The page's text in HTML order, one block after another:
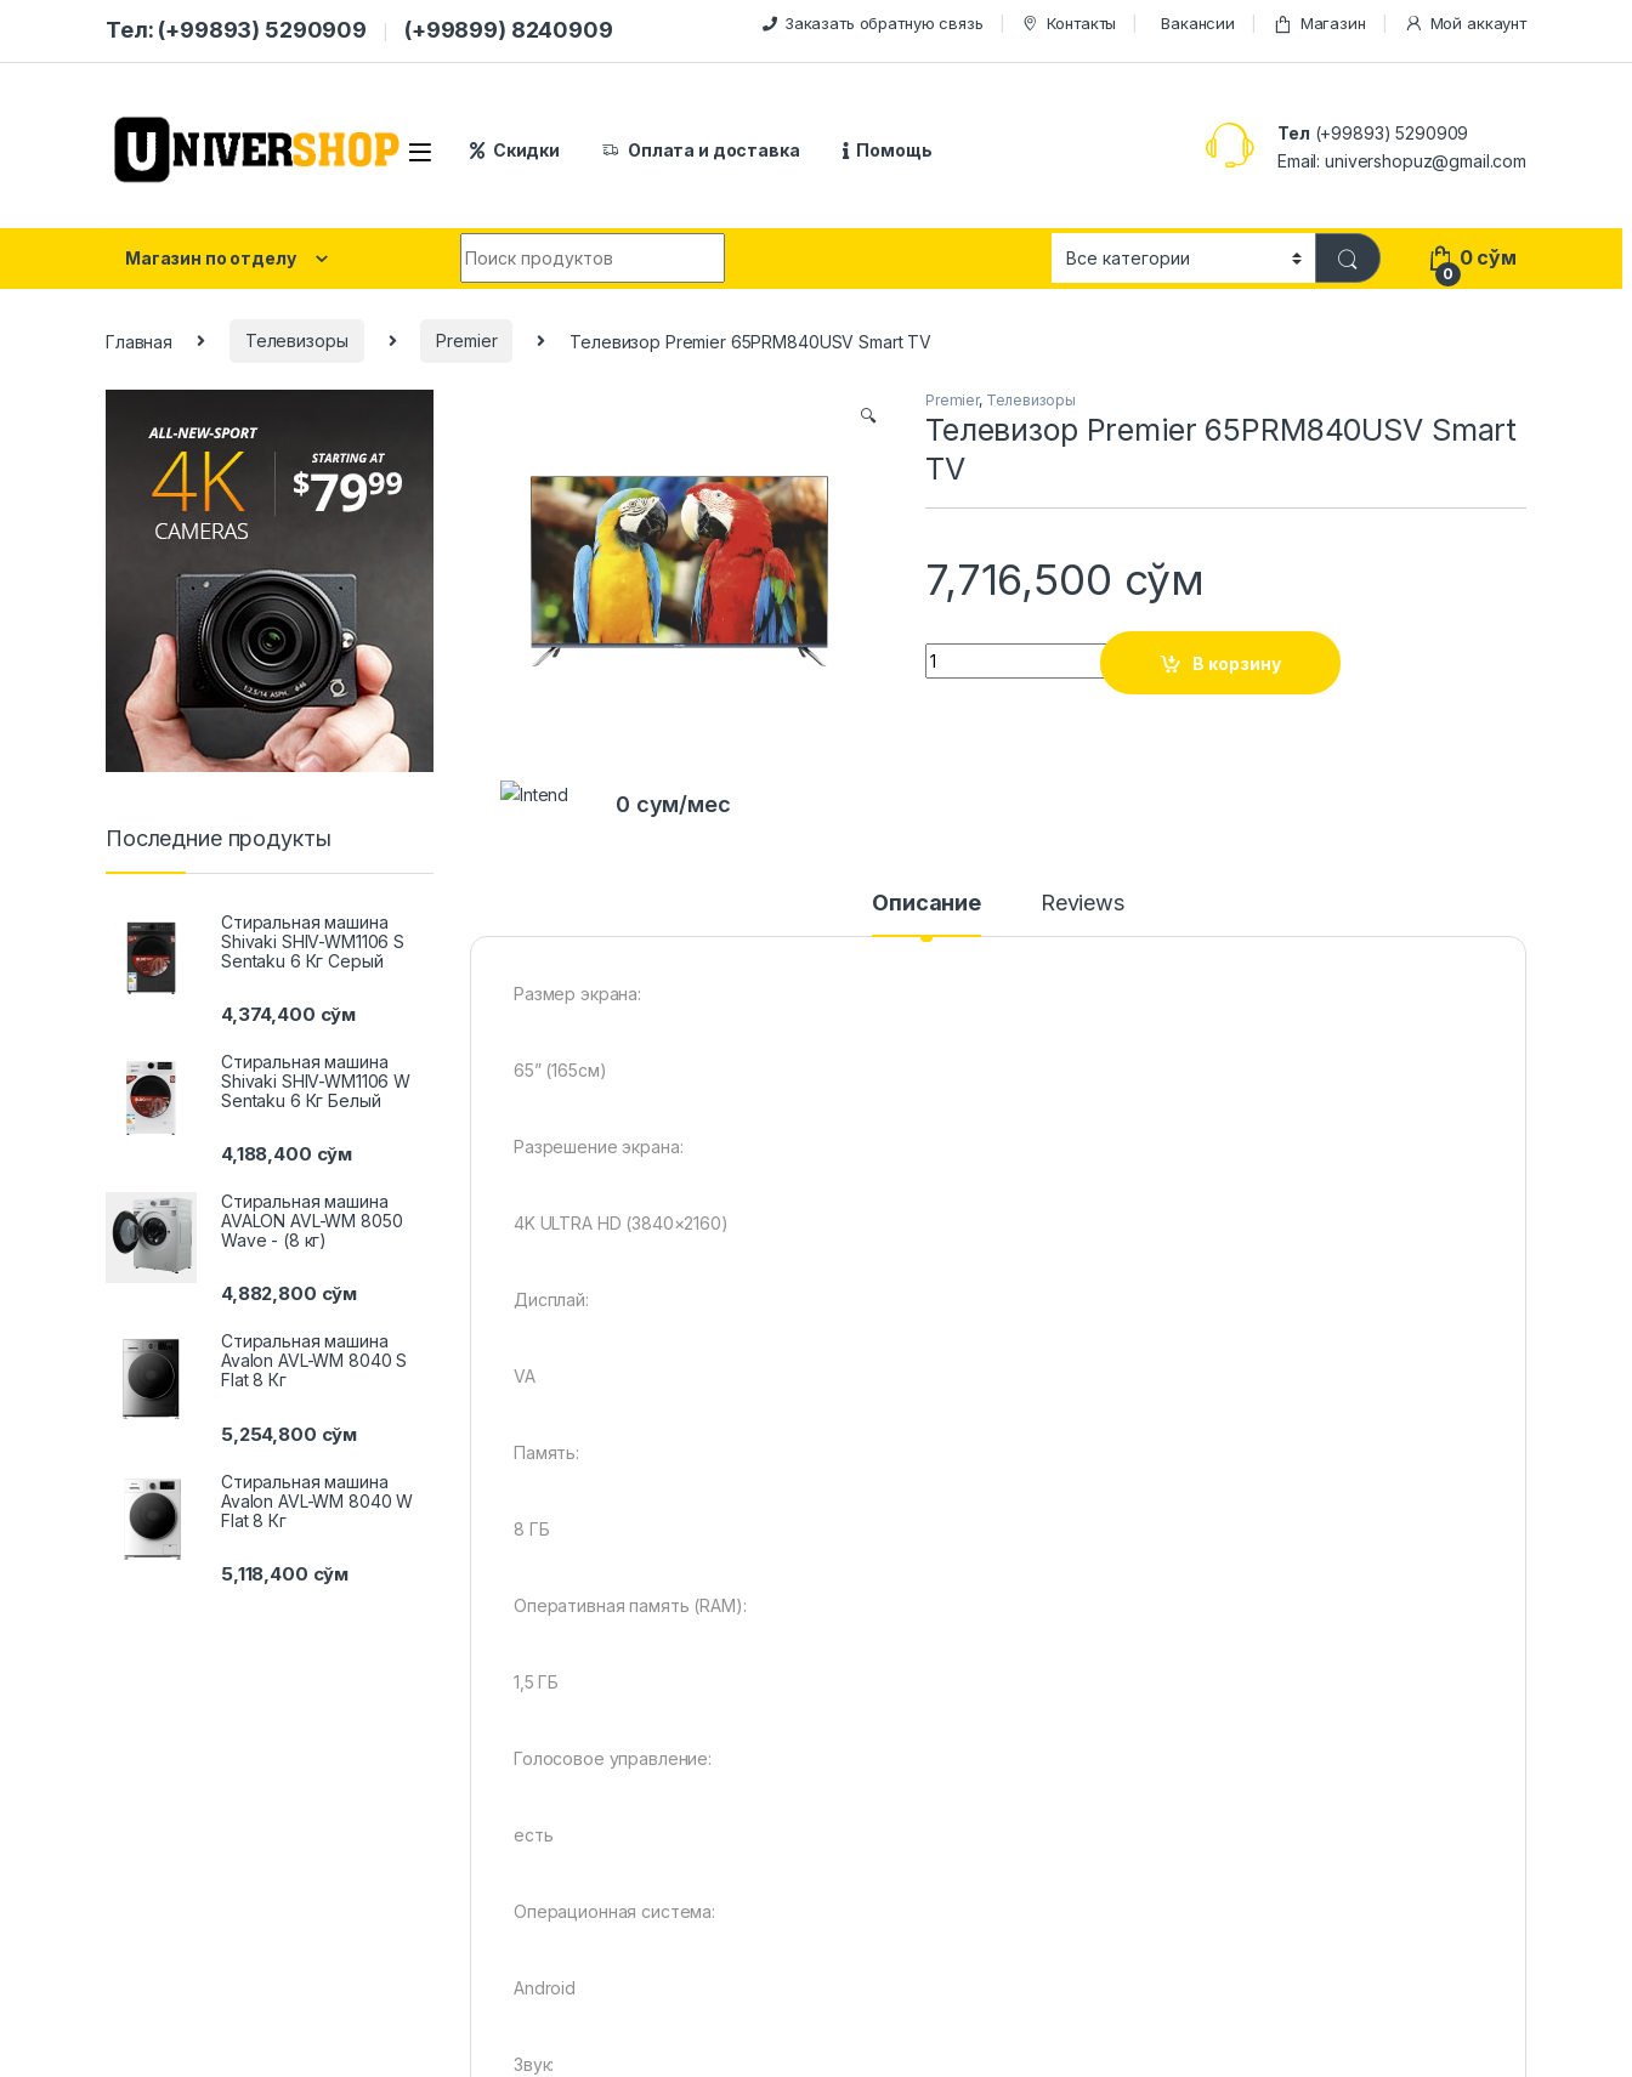
Тел: (+99893) 5290909 (+99899) 8240909 Заказать обратную связь Контакты Вакансии Магазин Мой аккаунт
Скидки Оплата и доставка Помощь
Тел (+99893) 5290909
Email: univershopuz@gmail.com
Магазин по отделу
0
0 сўм
Главная Телевизоры Premier Телевизор Premier 65PRM840USV Smart TV
🔍
Premier, Телевизоры
Телевизор Premier 65PRM840USV Smart
TV
7,716,500 сўм
Quantity
В корзину
0 сум/мес
Описание Reviews
Размер экрана:
65” (165см)
Разрешение экрана:
4K ULTRA HD (3840×2160)
Дисплай:
VA
Память:
8 ГБ
Оперативная память (RAM):
1,5 ГБ
Голосовое управление:
есть
Операционная система:
Android
Звук:
Последние продукты
Стиральная машина
Shivaki SHIV-WM1106 S
Sentaku 6 Кг Серый
4,374,400 сўм
Стиральная машина
Shivaki SHIV-WM1106 W
Sentaku 6 Кг Белый
4,188,400 сўм
Стиральная машина
AVALON AVL-WM 8050
Wave - (8 кг)
4,882,800 сўм
Стиральная машина
Avalon AVL-WM 8040 S
Flat 8 Кг
5,254,800 сўм
Стиральная машина
Avalon AVL-WM 8040 W
Flat 8 Кг
5,118,400 сўм